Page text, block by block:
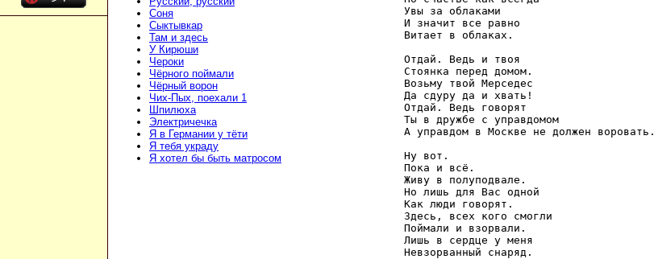
Соня
Сыктывкар
Там и здесь
У Кирюши
Чероки
Чёрного поймали
Чёрный ворон
Чих-Пых, поехали 1
Шпилюха
Электричечка
Я в Германии у тёти
Я тебя украду
Я хотел бы быть матросом
Увы за облаками
И значит все равно
Витает в облаках.
Отдай. Ведь и твоя
Стоянка перед домом.
Возьму твой Мерседес
Да сдуру да и хвать!
Отдай. Ведь говорят
Ты в дружбе с управдомом
А управдом в Москве не должен воровать.
Ну вот.
Пока и всё.
Живу в полуподвале.
Но лишь для Вас одной
Как люди говорят.
Здесь, всех кого смогли
Поймали и взорвали.
Лишь в сердце у меня
Невзорванный снаряд.